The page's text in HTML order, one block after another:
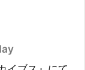
特選』が再
、NHK FMで